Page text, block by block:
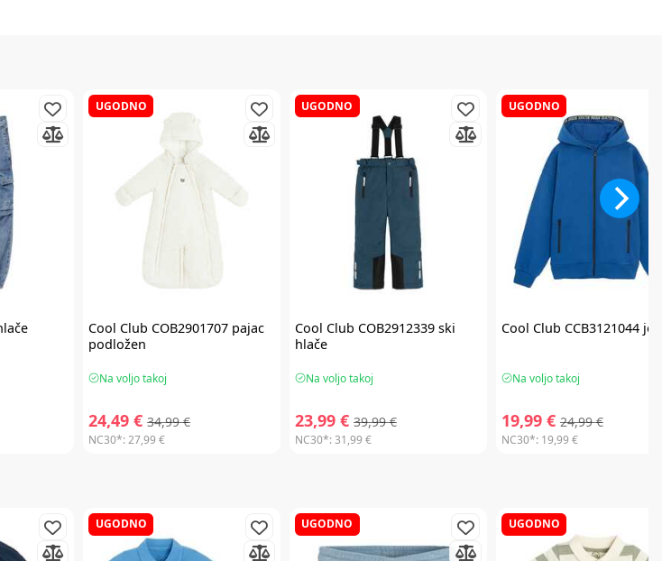
UGODNO
Cool Club COB2901707 pajac
podložen
Na voljo takoj
24,49 € 34,99 €
NC30*:27,99 €
UGODNO
Cool Club COB2912339 ski
hlače
Na voljo takoj
23,99 € 39,99 €
NC30*:31,99 €
UGODNO
Cool Club CCB3121044
Na voljo takoj
19,99 € 24,99 €
NC30*: 19,99 €
UGODNO UGODNO UGODNO